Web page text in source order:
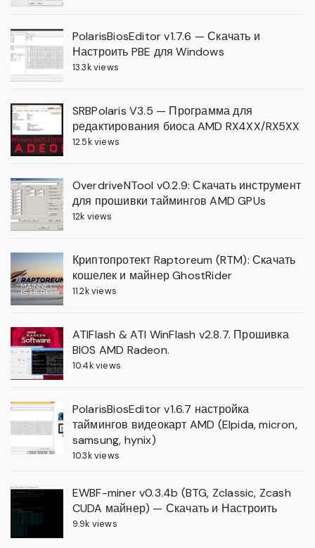
PolarisBiosEditor v1.7.6 — Скачать и
Настроить PBE для Windows
13.3k views
SRBPolaris V3.5 — Программа для
редактирования биоса AMD RX4XX/RX5XX
12.5k views
OverdriveNTool v0.2.9: Скачать инструмент
для прошивки таймингов AMD GPUs
12k views
Криптопротект Raptoreum (RTM): Скачать
кошелек и майнер GhostRider
11.2k views
ATIFlash & ATI WinFlash v2.8.7. Прошивка
BIOS AMD Radeon.
10.4k views
PolarisBiosEditor v1.6.7 настройка
таймингов видеокарт AMD (Elpida, micron,
samsung, hynix)
10.3k views
EWBF-miner v0.3.4b (BTG, Zclassic, Zcash
CUDA майнер) — Скачать и Настроить
9.9k views